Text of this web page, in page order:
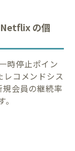
の個
時停止ポイン
レコメンドシス
会員の継続率